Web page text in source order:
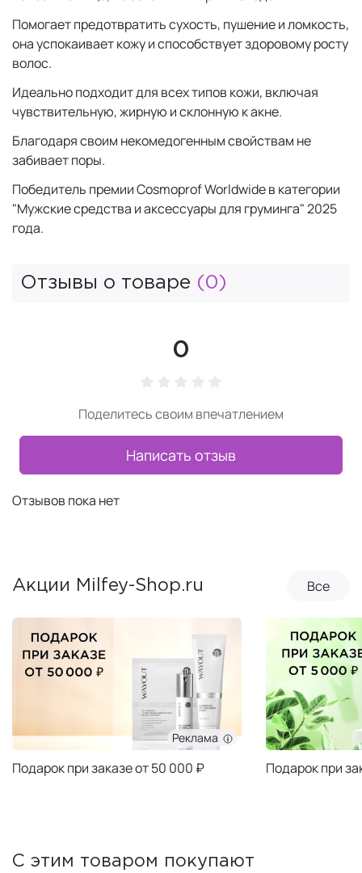
Помогает предотвратить сухость, пушение и ломкость,
она успокаивает кожу и способствует здоровому росту
волос.
Идеально подходит для всех типов кожи, включая
чувствительную, жирную и склонную к акне.
Благодаря своим некомедогенным свойствам не
забивает поры.
Победитель премии Cosmoprof Worldwide в категории
"Мужские средства и аксессуары для груминга" 2025
года.
Отзывы о товаре (0)
0
Поделитесь своим впечатлением
Написать отзыв
Отзывов пока нет
Акции Milfey-Shop.ru Все
Реклама
Подарок при заказе от 50 000 ₽ Подарок при
С этим товаром покупают